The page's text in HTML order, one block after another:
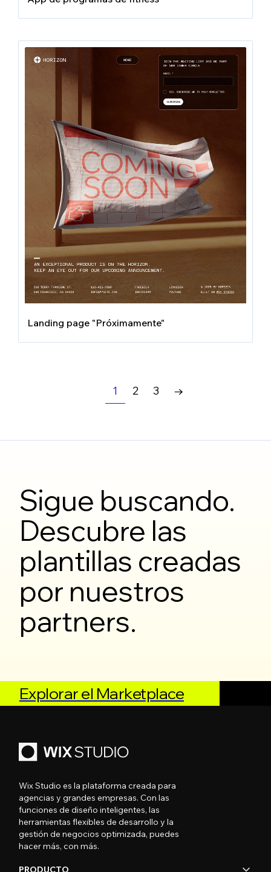
Landing page "Próximamente"
1 2 3 →
Sigue buscando.
Descubre las
plantillas creadas
por nuestros
partners.
Explorar el Marketplace
Wix Studio es la plataforma creada para
agencias y grandes empresas. Con las
funciones de diseño inteligentes, las
herramientas flexibles de desarrollo y la
gestión de negocios optimizada, puedes
hacer más, con más.
PRODUCTO